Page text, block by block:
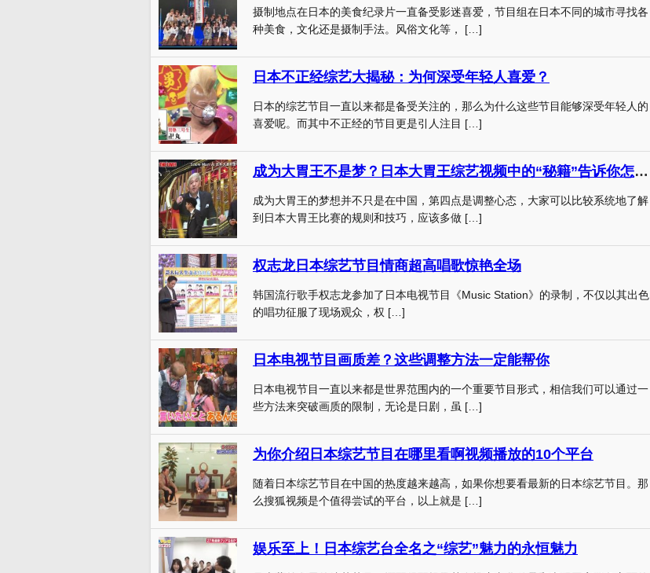
摄制地点在日本的美食纪录片一直备受影迷喜爱，节目组在日本不同的城市寻找各
种美食，文化还是摄制手法。风俗文化等， […]
日本不正经综艺大揭秘：为何深受年轻人喜爱？
日本的综艺节目一直以来都是备受关注的，那么为什么这些节目能够深受年轻人的
喜爱呢。而其中不正经的节目更是引人注目 […]
成为大胃王不是梦？日本大胃王综艺视频中的“秘籍”告诉你怎么做
成为大胃王的梦想并不只是在中国，第四点是调整心态，大家可以比较系统地了解
到日本大胃王比赛的规则和技巧，应该多做 […]
权志龙日本综艺节目情商超高唱歌惊艳全场
韩国流行歌手权志龙参加了日本电视节目《Music Station》的录制，不仅以其出色
的唱功征服了现场观众，权 […]
日本电视节目画质差？这些调整方法一定能帮你
日本电视节目一直以来都是世界范围内的一个重要节目形式，相信我们可以通过一
些方法来突破画质的限制，无论是日剧，虽 […]
为你介绍日本综艺节目在哪里看啊视频播放的10个平台
随着日本综艺节目在中国的热度越来越高，如果你想要看最新的日本综艺节目。那
么搜狐视频是个值得尝试的平台，以上就是 […]
娱乐至上！日本综艺台全名之“综艺”魅力的永恒魅力